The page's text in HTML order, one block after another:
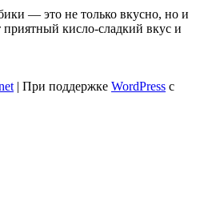
— это не только вкусно, но и
кисло-сладкий вкус и
| При поддержке WordPress с